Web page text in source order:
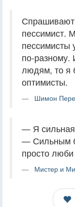
пессимист.
пессимисты
по-разному.
людям, то я
оптимисты.
Шимон
— Я
— Сильным
просто
Мистер и